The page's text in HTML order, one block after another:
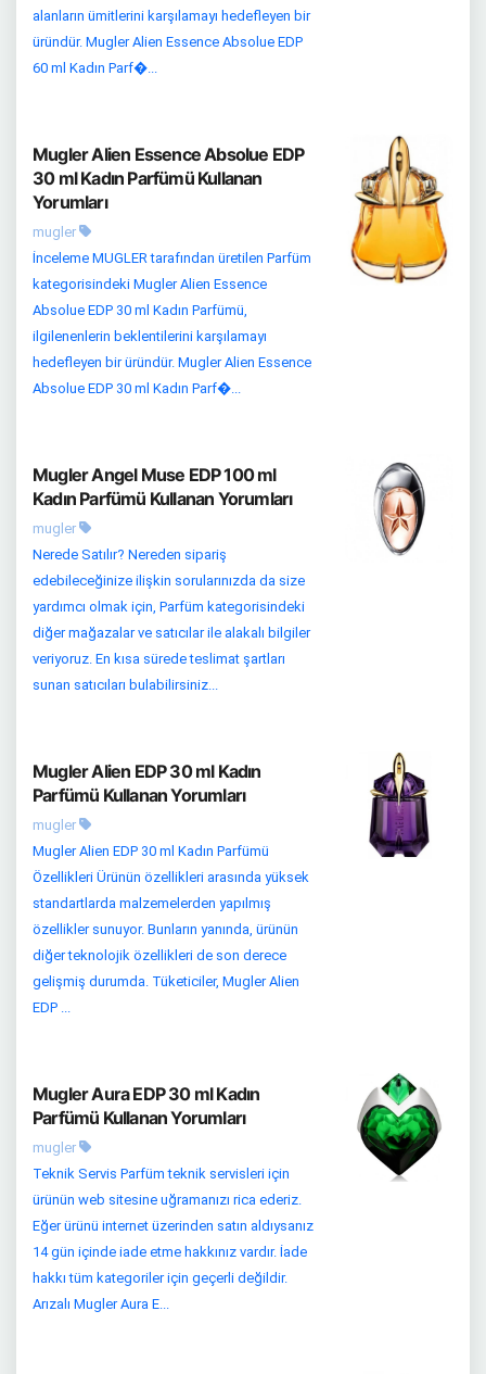
alanların ümitlerini karşılamayı hedefleyen bir
üründür. Mugler Alien Essence Absolue EDP
60 ml Kadın Parf�...
Mugler Alien Essence Absolue EDP
30 ml Kadın Parfümü Kullanan
Yorumları
mugler
İnceleme MUGLER tarafından üretilen Parfüm
kategorisindeki Mugler Alien Essence
Absolue EDP 30 ml Kadın Parfümü,
ilgilenenlerin beklentilerini karşılamayı
hedefleyen bir üründür. Mugler Alien Essence
Absolue EDP 30 ml Kadın Parf�...
Mugler Angel Muse EDP 100 ml
Kadın Parfümü Kullanan Yorumları
mugler
Nerede Satılır? Nereden sipariş
edebileceğinize ilişkin sorularınızda da size
yardımcı olmak için, Parfüm kategorisindeki
diğer mağazalar ve satıcılar ile alakalı bilgiler
veriyoruz. En kısa sürede teslimat şartları
sunan satıcıları bulabilirsiniz...
Mugler Alien EDP 30 ml Kadın
Parfümü Kullanan Yorumları
mugler
Mugler Alien EDP 30 ml Kadın Parfümü
Özellikleri Ürünün özellikleri arasında yüksek
standartlarda malzemelerden yapılmış
özellikler sunuyor. Bunların yanında, ürünün
diğer teknolojik özellikleri de son derece
gelişmiş durumda. Tüketiciler, Mugler Alien
EDP ...
Mugler Aura EDP 30 ml Kadın
Parfümü Kullanan Yorumları
mugler
Teknik Servis Parfüm teknik servisleri için
ürünün web sitesine uğramanızı rica ederiz.
Eğer ürünü internet üzerinden satın aldıysanız
14 gün içinde iade etme hakkınız vardır. İade
hakkı tüm kategoriler için geçerli değildir.
Arızalı Mugler Aura E...